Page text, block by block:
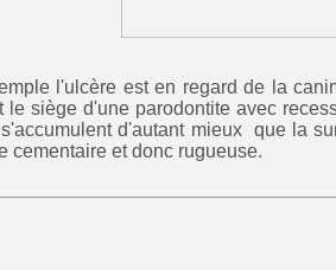
l'ulcère est en regard de la
siège d'une parodontite avec
d'autant mieux que la
cementaire et donc rugueuse.